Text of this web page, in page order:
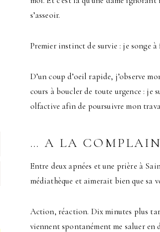
s’asseoir.
Premier instinct de survie : je songe à
D’un coup d’oeil rapide, j’observe
cours à boucler de toute urgence : je
olfactive afin de poursuivre mon
… A LA
Entre deux apnées et une prière à
médiathèque et aimerait bien que sa
Action, réaction. Dix minutes plus
viennent spontanément me saluer en